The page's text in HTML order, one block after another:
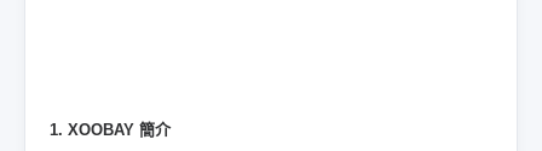
1. XOOBAY 簡介